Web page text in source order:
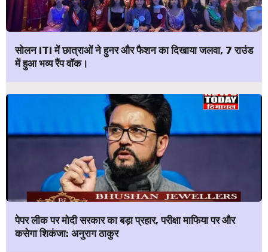
सोलन ITI में छात्राओं ने हुनर और फैशन का दिखाया जलवा, 7 राउंड
में हुआ भव्य रैंप वॉक।
पेपर लीक पर मोदी सरकार का बड़ा प्रहार, परीक्षा माफिया पर और
कसेगा शिकंजा: अनुराग ठाकुर